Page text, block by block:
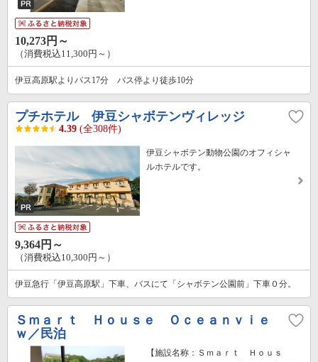
10,273円～
（消費税込11,300円～）
伊豆高原駅よりバス17分 バス停より徒歩10分
プチホテル 伊豆シャボテンヴィレッジ
4.39 (全308件)
伊豆シャボテン動物公園のオフィシャ
ルホテルです。
9,364円～
（消費税込10,300円～）
伊豆急行「伊豆高原駅」下車、バスにて「シャボテン公園前」下車０分。
Ｓｍａｒｔ Ｈｏｕｓｅ Ｏｃｅａｎｖｉｅ
ｗ／民泊
【施設名称：Ｓｍａｒｔ Ｈｏｕｓ